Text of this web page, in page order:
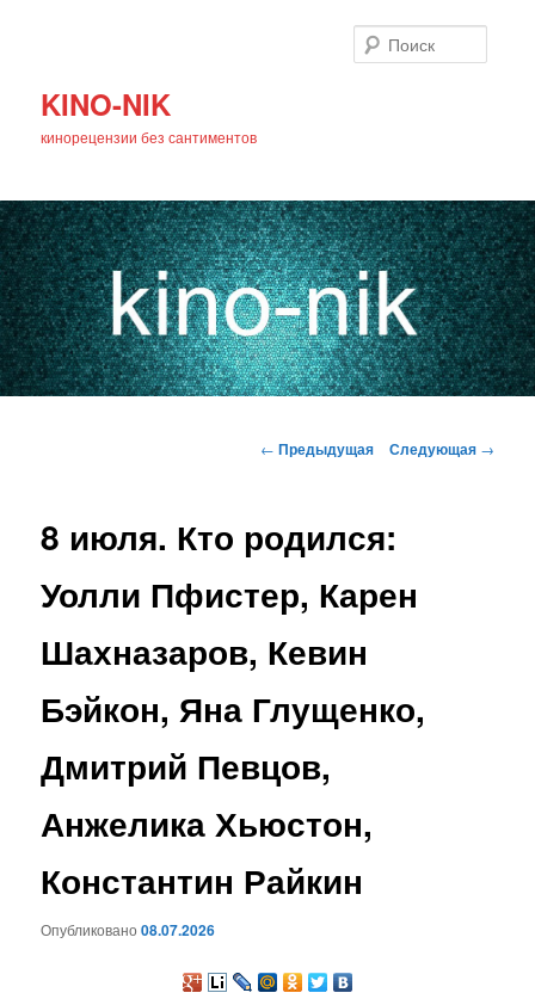
KINO-NIK
кинорецензии без сантиментов
Навигация
← Предыдущая Следующая →
8 июля. Кто родился:
Уолли Пфистер, Карен
Шахназаров, Кевин
Бэйкон, Яна Глущенко,
Дмитрий Певцов,
Анжелика Хьюстон,
Константин Райкин
Опубликовано08.07.2026